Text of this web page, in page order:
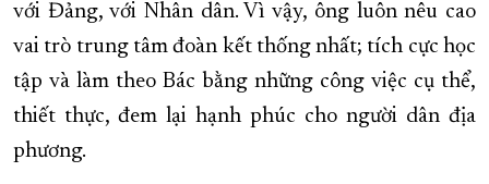
với Đảng, với Nhân dân. Vì vậy, ông luôn nêu cao
vai trò trung tâm đoàn kết thống nhất; tích cực học
tập và làm theo Bác bằng những công việc cụ thể,
thiết thực, đem lại hạnh phúc cho người dân địa
phương.